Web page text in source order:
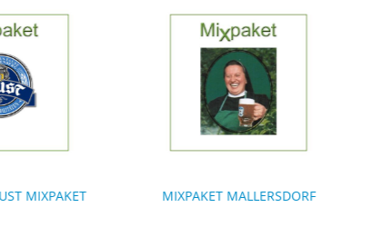
MIXPAKET MIXPAKET MALLERSDORF